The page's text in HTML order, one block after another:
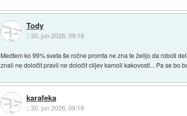
Tody
::30. jun 2026, 09:18
Medtem ko 99% sveta še ročne promta ne zna te želijo da roboti
znali ne določit pravil ne določit ciljev kamoli kakovosti... Pa se bo
karafeka
::30. jun 2026, 09:18